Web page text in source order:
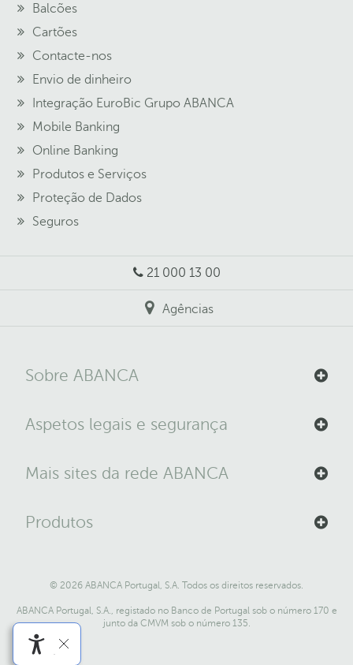
Balcões
Cartões
Contacte-nos
Envio de dinheiro
Integração EuroBic Grupo ABANCA
Mobile Banking
Online Banking
Produtos e Serviços
Proteção de Dados
Seguros
21 000 13 00
Agências
Sobre ABANCA
Aspetos legais e segurança
Mais sites da rede ABANCA
Produtos
© 2026 ABANCA Portugal, S.A. Todos os direitos reservados.
ABANCA Portugal, S.A., registado no Banco de Portugal sob o número 170 e
junto da CMVM sob o número 135.